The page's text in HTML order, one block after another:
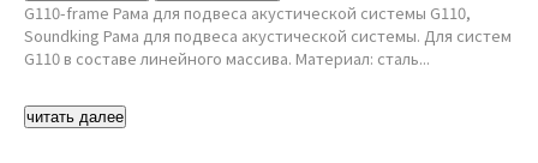
G110-frame Рама для подвеса акустической системы G110,
Soundking Рама для подвеса акустической системы. Для систем
G110 в составе линейного массива. Материал: сталь...
читать далее